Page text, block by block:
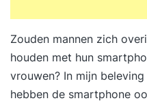
Zouden mannen zich
houden met hun
vrouwen? In mijn
hebben de smartphone